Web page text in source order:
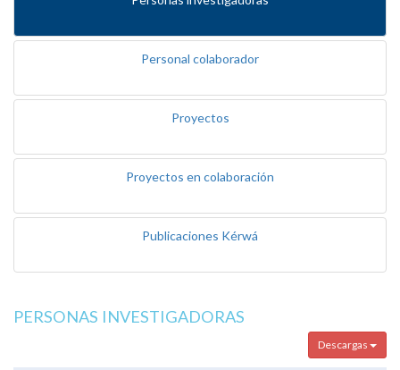
Personal colaborador
Proyectos
Proyectos en colaboración
Publicaciones Kérwá
PERSONAS INVESTIGADORAS
Descargas